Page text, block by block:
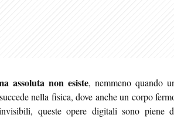
assoluta non esiste, nemmeno quando
nella fisica, dove anche un corpo
queste opere digitali sono piene